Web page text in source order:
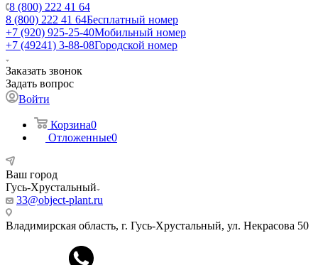
8 (800) 222 41 64
8 (800) 222 41 64Бесплатный номер
+7 (920) 925-25-40Мобильный номер
+7 (49241) 3-88-08Городской номер
Заказать звонок
Задать вопрос
Войти
Корзина0
Отложенные0
Ваш город
Гусь-Хрустальный
33@object-plant.ru
Владимирская область, г. Гусь-Хрустальный, ул. Некрасова 50